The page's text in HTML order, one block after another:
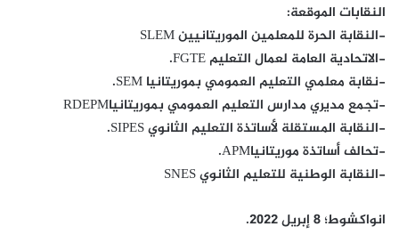
النقابات الموقعة:
-النقابة الحرة للمعلمين الموريتانيين SLEM
-الاتحادية العامة لعمال التعليم FGTE.
-نقابة معلمي التعليم العمومي بموريتانيا SEM.
-تجمع مديري مدارس التعليم العمومي بموريتانياRDEPM
-النقابة المستقلة لأساتذة التعليم الثانوي SIPES.
-تحالف أساتذة موريتانياAPM.
-النقابة الوطنية للتعليم الثانوي SNES
انواكشوط؛ 8 إبريل 2022.